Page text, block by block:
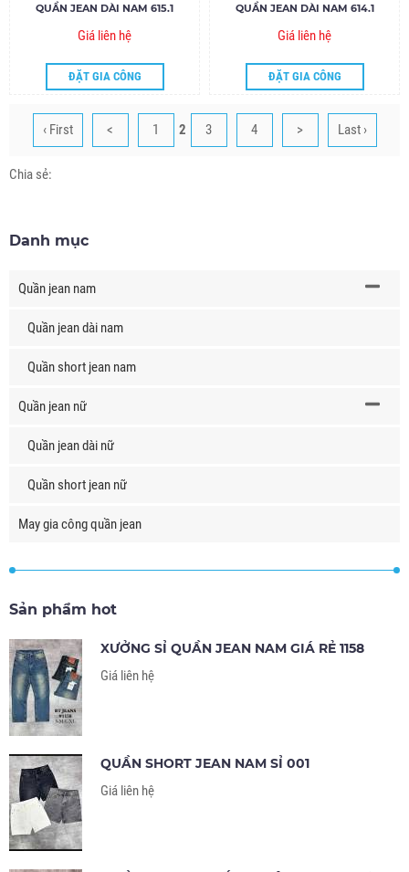
QUẦN JEAN DÀI NAM 615.1
Giá liên hệ
ĐẶT GIA CÔNG
QUẦN JEAN DÀI NAM 614.1
Giá liên hệ
ĐẶT GIA CÔNG
‹ First < 1 2 3 4 > Last ›
Chia sẻ:
Danh mục
Quần jean nam
Quần jean dài nam
Quần short jean nam
Quần jean nữ
Quần jean dài nữ
Quần short jean nữ
May gia công quần jean
Sản phẩm hot
XƯỞNG SỈ QUẦN JEAN NAM GIÁ RẺ 1158
Giá liên hệ
QUẦN SHORT JEAN NAM SỈ 001
Giá liên hệ